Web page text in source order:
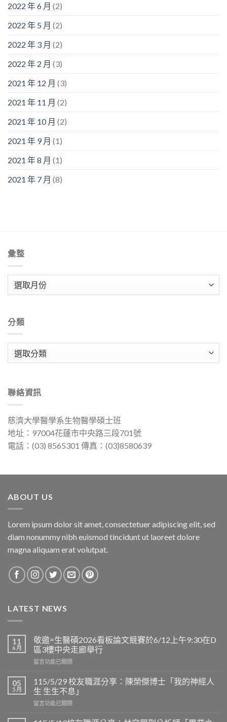
2022 年 6 月 (2)
2022 年 5 月 (2)
2022 年 3 月 (2)
2022 年 2 月 (3)
2021 年 12 月 (3)
2021 年 11 月 (2)
2021 年 10 月 (2)
2021 年 9 月 (1)
2021 年 8 月 (1)
2021 年 7 月 (8)
彙整
分類
聯絡資訊
慈濟大學醫學系生物醫學碩士班
地址：97004花蓮市中央路三段701號
電話：(03) 8565301 傳真：(03)8580639
ABOUT US
Lorem ipsum dolor sit amet, consectetuer adipiscing elit, sed
diam nonummy nibh euismod tincidunt ut laoreet dolore
magna aliquam erat volutpat.
LATEST NEWS
11
6 月
敬邀=生醫碩2026看板論文競賽於6/12上午9:30在D
區3樓中央走廊舉行
在
邀
=
生
醫
留言功能已關閉
05
5 月
115/5/29 校友職涯分享：陳榮傑博士「我的神經人
生 生生不息」
在
校
留言功能已關閉